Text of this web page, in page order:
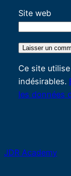
Site web
Ce site
indésirables.
les données
JDR Academy